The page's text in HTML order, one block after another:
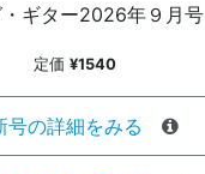
ギター2026年９月号
定価 ¥1540
号の詳細をみる